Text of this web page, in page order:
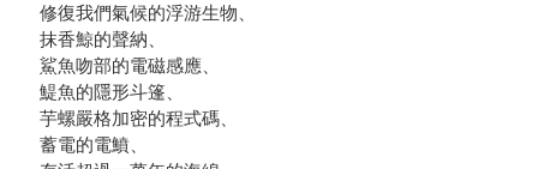
修復我們氣候的浮游生物、
抹香鯨的聲納、
鯊魚吻部的電磁感應、
鯷魚的隱形斗篷、
芋螺嚴格加密的程式碼、
蓄電的電鱝、